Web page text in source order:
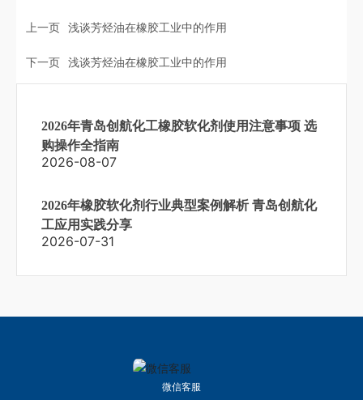
上一页 浅谈芳烃油在橡胶工业中的作用
下一页 浅谈芳烃油在橡胶工业中的作用
2026年青岛创航化工橡胶软化剂使用注意事项 选
购操作全指南
2026-08-07
2026年橡胶软化剂行业典型案例解析 青岛创航化
工应用实践分享
2026-07-31
微信客服